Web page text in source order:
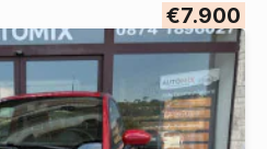
€7.900